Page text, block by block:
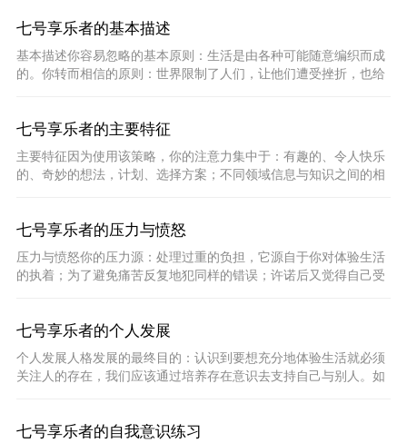
七号享乐者的基本描述
基本描述你容易忽略的基本原则：生活是由各种可能随意编织而成
的。你转而相信的原则：世界限制了人们，让他们遭受挫折，也给
七号享乐者的主要特征
主要特征因为使用该策略，你的注意力集中于：有趣的、令人快乐
的、奇妙的想法，计划、选择方案；不同领域信息与知识之间的相
七号享乐者的压力与愤怒
压力与愤怒你的压力源：处理过重的负担，它源自于你对体验生活
的执着；为了避免痛苦反复地犯同样的错误；许诺后又觉得自己受
七号享乐者的个人发展
个人发展人格发展的最终目的：认识到要想充分地体验生活就必须
关注人的存在，我们应该通过培养存在意识去支持自己与别人。如
七号享乐者的自我意识练习